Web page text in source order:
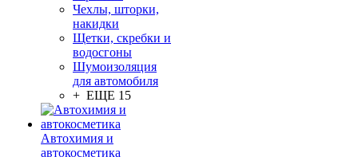
Чехлы, шторки,
накидки
Щетки, скребки и
водосгоны
Шумоизоляция
для автомобиля
+ ЕЩЕ 15
Автохимия и
автокосметика